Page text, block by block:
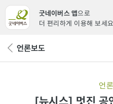
굿네이버스 앱으로
더 편리하게 이용해 보세
뒤 언론보도
언
[뉴시스] 멋진 공